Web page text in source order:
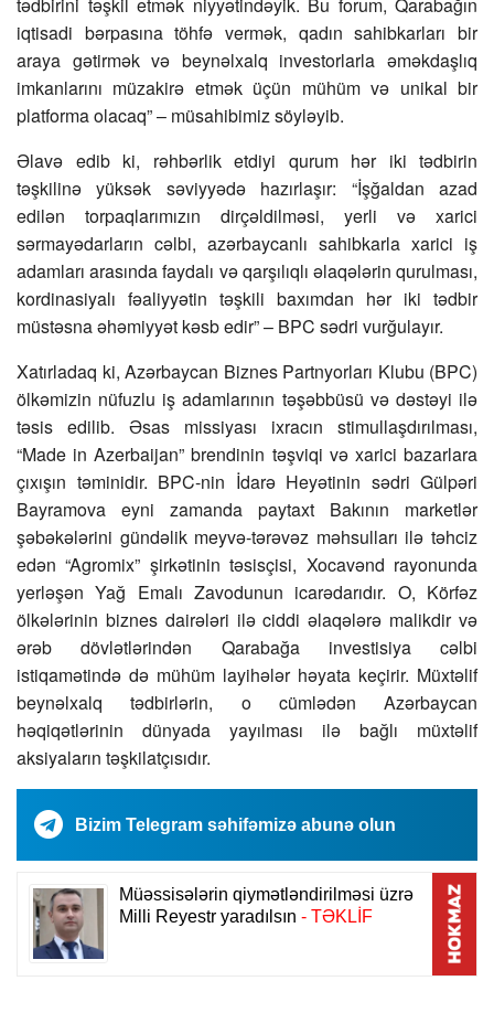
tədbirini təşkil etmək niyyətindəyik. Bu forum, Qarabağın
iqtisadi bərpasına töhfə vermək, qadın sahibkarları bir
araya gətirmək və beynəlxalq investorlarla əməkdaşlıq
imkanlarını müzakirə etmək üçün mühüm və unikal bir
platforma olacaq” – müsahibimiz söyləyib.
Əlavə edib ki, rəhbərlik etdiyi qurum hər iki tədbirin
təşkilinə yüksək səviyyədə hazırlaşır: “İşğaldan azad
edilən torpaqlarımızın dirçəldilməsi, yerli və xarici
sərmayədarların cəlbi, azərbaycanlı sahibkarla xarici iş
adamları arasında faydalı və qarşılıqlı əlaqələrin qurulması,
kordinasiyalı fəaliyyətin təşkili baxımdan hər iki tədbir
müstəsna əhəmiyyət kəsb edir” – BPC sədri vurğulayır.
Xatırladaq ki, Azərbaycan Biznes Partnyorları Klubu (BPC)
ölkəmizin nüfuzlu iş adamlarının təşəbbüsü və dəstəyi ilə
təsis edilib. Əsas missiyası ixracın stimullaşdırılması,
“Made in Azerbaijan” brendinin təşviqi və xarici bazarlara
çıxışın təminidir. BPC-nin İdarə Heyətinin sədri Gülpəri
Bayramova eyni zamanda paytaxt Bakının marketlər
şəbəkələrini gündəlik meyvə-tərəvəz məhsulları ilə təhciz
edən “Agromix” şirkətinin təsisçisi, Xocavənd rayonunda
yerləşən Yağ Emalı Zavodunun icarədarıdır. O, Körfəz
ölkələrinin biznes dairələri ilə ciddi əlaqələrə malikdir və
ərəb dövlətlərindən Qarabağa investisiya cəlbi
istiqamətində də mühüm layihələr həyata keçirir. Müxtəlif
beynəlxalq tədbirlərin, o cümlədən Azərbaycan
həqiqətlərinin dünyada yayılması ilə bağlı müxtəlif
aksiyaların təşkilatçısıdır.
Bizim Telegram səhifəmizə abunə olun